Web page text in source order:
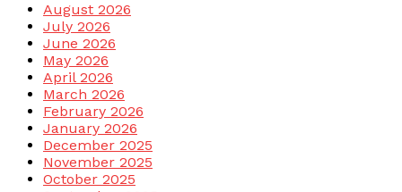
August 2026
July 2026
June 2026
May 2026
April 2026
March 2026
February 2026
January 2026
December 2025
November 2025
October 2025